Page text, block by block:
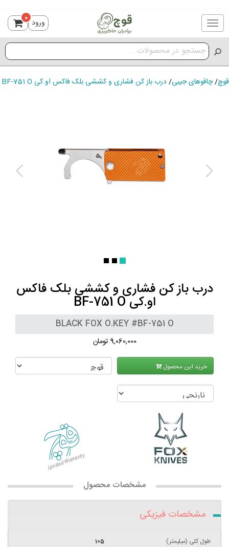
Toggle
navigation
ورود 0
قوچ/چاقوهای جیبی/درب باز کن فشاری و کششی بلک فاکس او.کی BF-751 O
درب باز کن فشاری و کششی بلک فاکس
او.کی BF-751 O
BLACK FOX O.KEY #BF-751 O
9,060,000 تومان
خرید این محصول
مشخصات محصول
مشخصات فیزیکی
طول کلی (میلیمتر) 105